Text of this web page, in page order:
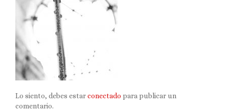
Lo siento, debes estarconectado para publicar un
comentario.